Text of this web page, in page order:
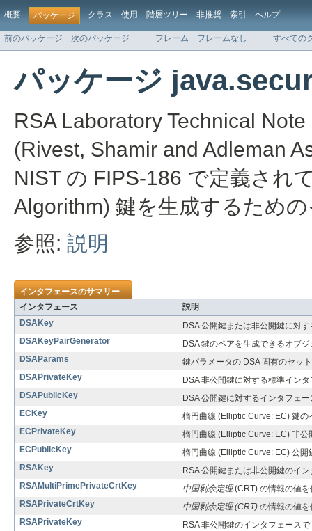
概要 パッケージ クラス 使用 階層ツリー 非推奨 索引 ヘルプ
前のパッケージ 次のパッケージ フレーム フレームなし すべての
パッケージ
RSA Laboratory Technical
(Rivest, Shamir and Adleman
NIST の FIPS-186 で定義され
Algorithm) 鍵を生成するため
参照: 説明
インタフェースのサマリー
インタフェース
説明
DSAKey
DSA 公開鍵または非公開鍵に対
DSAKeyPairGenerator
DSA 鍵のペアを生成できるオブ
DSAParams
鍵パラメータの DSA 固有のセッ
DSAPrivateKey
DSA 非公開鍵に対する標準イン
DSAPublicKey
DSA 公開鍵に対するインタフェ
ECKey
楕円曲線 (Elliptic Curve: EC) 鍵の
ECPrivateKey
楕円曲線 (Elliptic Curve: EC) 非
ECPublicKey
楕円曲線 (Elliptic Curve: EC) 公開
RSAKey
RSA 公開鍵または非公開鍵のイ
RSAMultiPrimePrivateCrtKey
中国剰余定理(CRT) の情報の値を
RSAPrivateCrtKey
中国剰余定理 (CRT) の情報の値
RSAPrivateKey
RSA 非公開鍵のインタフェースで